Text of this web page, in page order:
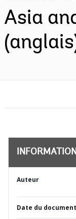
Asia
Auteur
Date du document